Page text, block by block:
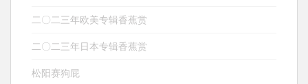
二〇二三年欧美专辑香蕉赏
二〇二三年日本专辑香蕉赏
松阳赛狗屁